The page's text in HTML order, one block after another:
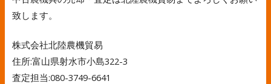
致します。
株式会社北陸農機貿易
住所:富山県射水市小島322-3
査定担当:080-3749-6641